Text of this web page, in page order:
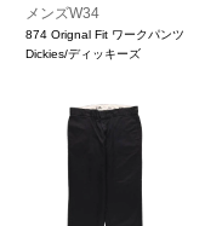
メンズW34
874 Orignal Fit ワークパンツ
Dickies/ディッキーズ